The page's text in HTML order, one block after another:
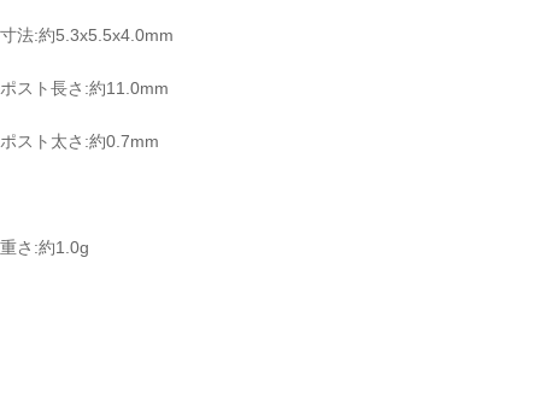
寸法:約5.3x5.5x4.0mm
ポスト長さ:約11.0mm
ポスト太さ:約0.7mm
重さ:約1.0g